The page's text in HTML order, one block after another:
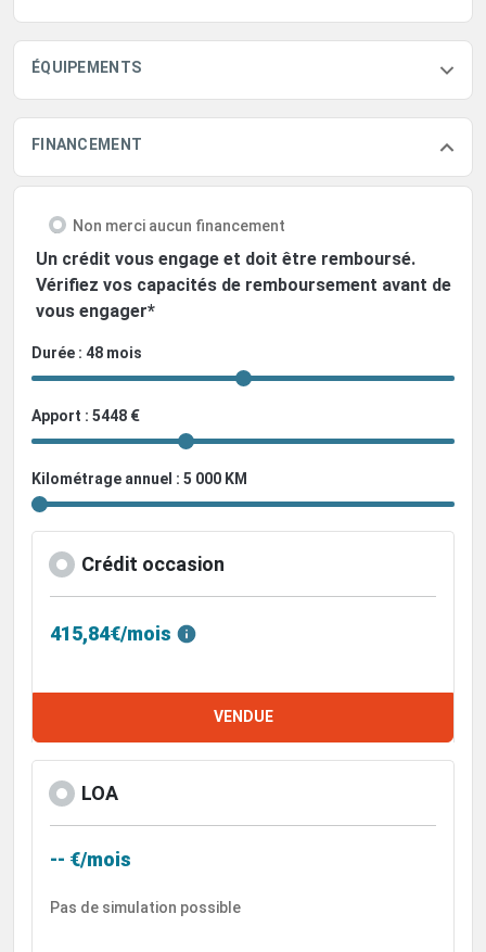
ÉQUIPEMENTS
FINANCEMENT
Non merci aucun financement
Un crédit vous engage et doit être remboursé.
Vérifiez vos capacités de remboursement avant de
vous engager*
Durée : 48 mois
Apport : 5448 €
Kilométrage annuel : 5 000 KM
Crédit occasion
415,84€/mois
VENDUE
LOA
-- €/mois
Pas de simulation possible